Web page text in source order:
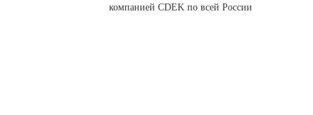
компанией CDEK по всей России